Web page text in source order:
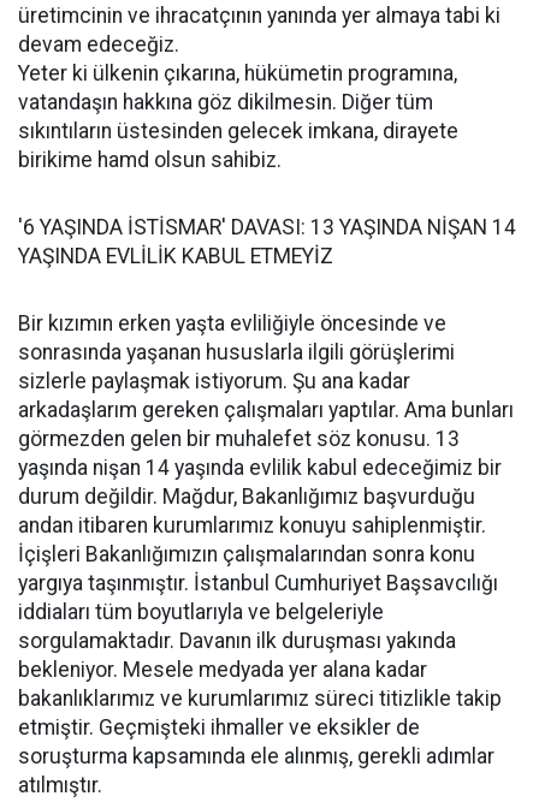
üretimcinin ve ihracatçının yanında yer almaya tabi ki
devam edeceğiz.
Yeter ki ülkenin çıkarına, hükümetin programına,
vatandaşın hakkına göz dikilmesin. Diğer tüm
sıkıntıların üstesinden gelecek imkana, dirayete
birikime hamd olsun sahibiz.
'6 YAŞINDA İSTİSMAR' DAVASI: 13 YAŞINDA NİŞAN 14
YAŞINDA EVLİLİK KABUL ETMEYİZ
Bir kızımın erken yaşta evliliğiyle öncesinde ve
sonrasında yaşanan hususlarla ilgili görüşlerimi
sizlerle paylaşmak istiyorum. Şu ana kadar
arkadaşlarım gereken çalışmaları yaptılar. Ama bunları
görmezden gelen bir muhalefet söz konusu. 13
yaşında nişan 14 yaşında evlilik kabul edeceğimiz bir
durum değildir. Mağdur, Bakanlığımız başvurduğu
andan itibaren kurumlarımız konuyu sahiplenmiştir.
İçişleri Bakanlığımızın çalışmalarından sonra konu
yargıya taşınmıştır. İstanbul Cumhuriyet Başsavcılığı
iddiaları tüm boyutlarıyla ve belgeleriyle
sorgulamaktadır. Davanın ilk duruşması yakında
bekleniyor. Mesele medyada yer alana kadar
bakanlıklarımız ve kurumlarımız süreci titizlikle takip
etmiştir. Geçmişteki ihmaller ve eksikler de
soruşturma kapsamında ele alınmış, gerekli adımlar
atılmıştır.